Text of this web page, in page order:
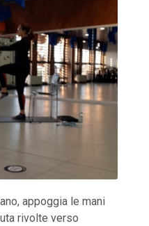
appoggia le mani
rivolte verso